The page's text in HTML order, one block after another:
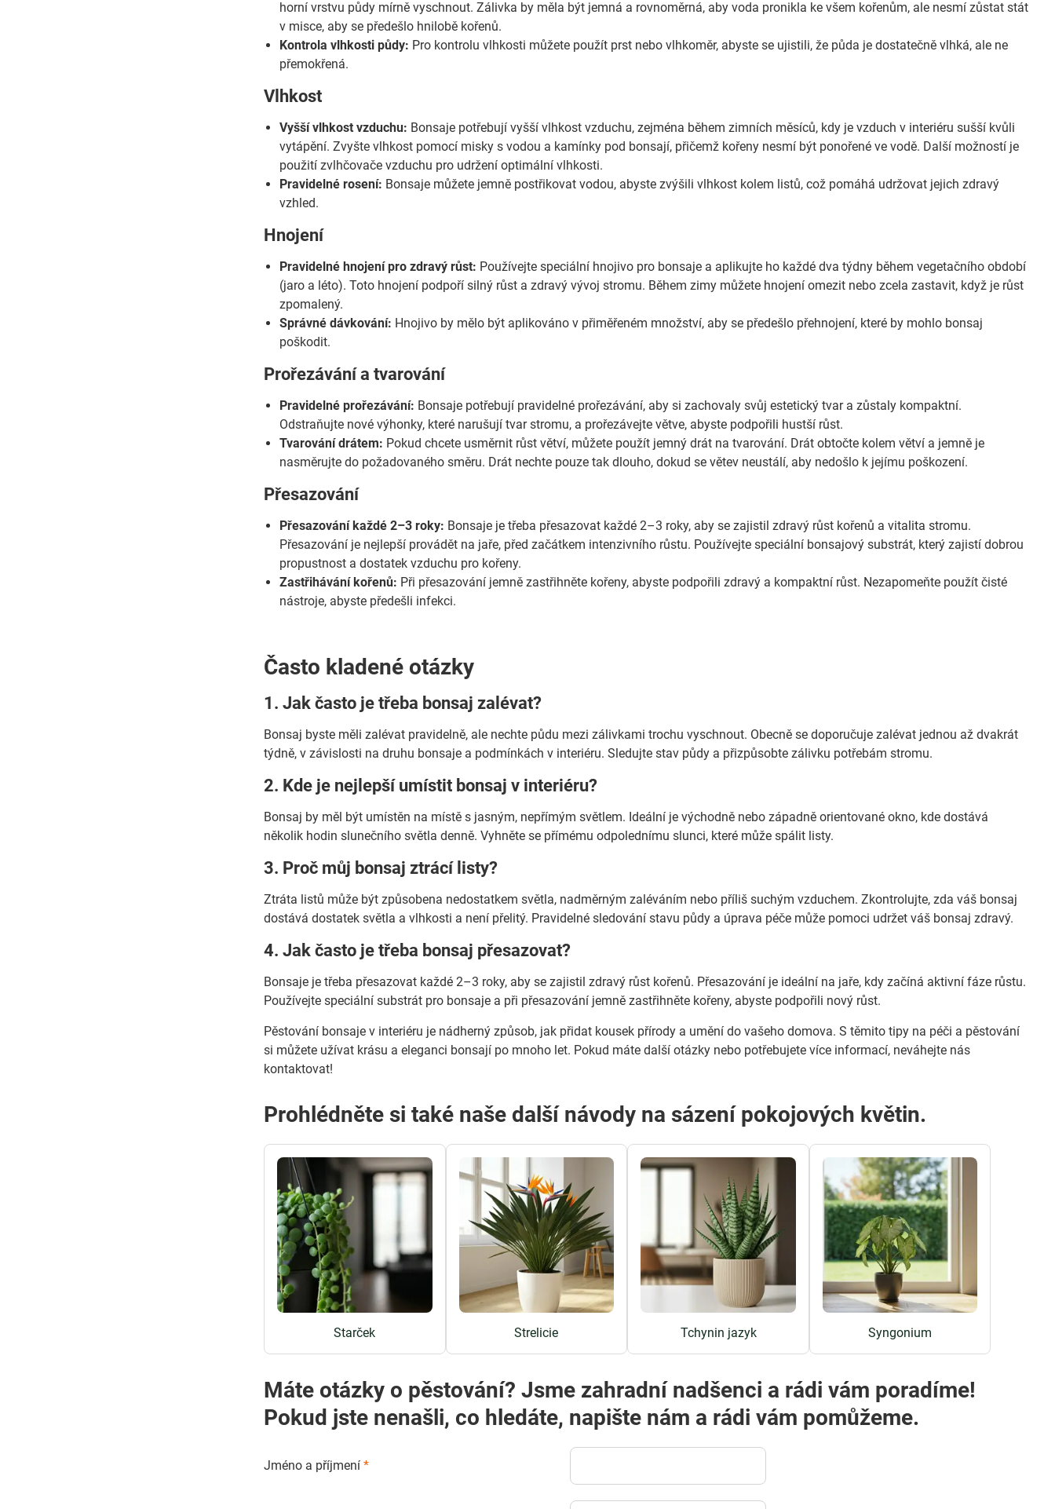
horní vrstvu půdy mírně vyschnout. Zálivka by měla být jemná a rovnoměrná, aby voda pronikla ke všem kořenům, ale nesmí zůstat stát
v misce, aby se předešlo hnilobě kořenů.
Kontrola vlhkosti půdy: Pro kontrolu vlhkosti můžete použít prst nebo vlhkoměr, abyste se ujistili, že půda je dostatečně vlhká, ale ne
přemokřená.
Vlhkost
Vyšší vlhkost vzduchu: Bonsaje potřebují vyšší vlhkost vzduchu, zejména během zimních měsíců, kdy je vzduch v interiéru sušší kvůli
vytápění. Zvyšte vlhkost pomocí misky s vodou a kamínky pod bonsají, přičemž kořeny nesmí být ponořené ve vodě. Další možností je
použití zvlhčovače vzduchu pro udržení optimální vlhkosti.
Pravidelné rosení: Bonsaje můžete jemně postřikovat vodou, abyste zvýšili vlhkost kolem listů, což pomáhá udržovat jejich zdravý
vzhled.
Hnojení
Pravidelné hnojení pro zdravý růst: Používejte speciální hnojivo pro bonsaje a aplikujte ho každé dva týdny během vegetačního období
(jaro a léto). Toto hnojení podpoří silný růst a zdravý vývoj stromu. Během zimy můžete hnojení omezit nebo zcela zastavit, když je růst
zpomalený.
Správné dávkování: Hnojivo by mělo být aplikováno v přiměřeném množství, aby se předešlo přehnojení, které by mohlo bonsaj
poškodit.
Prořezávání a tvarování
Pravidelné prořezávání: Bonsaje potřebují pravidelné prořezávání, aby si zachovaly svůj estetický tvar a zůstaly kompaktní.
Odstraňujte nové výhonky, které narušují tvar stromu, a prořezávejte větve, abyste podpořili hustší růst.
Tvarování drátem: Pokud chcete usměrnit růst větví, můžete použít jemný drát na tvarování. Drát obtočte kolem větví a jemně je
nasměrujte do požadovaného směru. Drát nechte pouze tak dlouho, dokud se větev neustálí, aby nedošlo k jejímu poškození.
Přesazování
Přesazování každé 2–3 roky: Bonsaje je třeba přesazovat každé 2–3 roky, aby se zajistil zdravý růst kořenů a vitalita stromu.
Přesazování je nejlepší provádět na jaře, před začátkem intenzivního růstu. Používejte speciální bonsajový substrát, který zajistí dobrou
propustnost a dostatek vzduchu pro kořeny.
Zastřihávání kořenů: Při přesazování jemně zastřihněte kořeny, abyste podpořili zdravý a kompaktní růst. Nezapomeňte použít čisté
nástroje, abyste předešli infekci.
Často kladené otázky
1. Jak často je třeba bonsaj zalévat?
Bonsaj byste měli zalévat pravidelně, ale nechte půdu mezi zálivkami trochu vyschnout. Obecně se doporučuje zalévat jednou až dvakrát
týdně, v závislosti na druhu bonsaje a podmínkách v interiéru. Sledujte stav půdy a přizpůsobte zálivku potřebám stromu.
2. Kde je nejlepší umístit bonsaj v interiéru?
Bonsaj by měl být umístěn na místě s jasným, nepřímým světlem. Ideální je východně nebo západně orientované okno, kde dostává
několik hodin slunečního světla denně. Vyhněte se přímému odpolednímu slunci, které může spálit listy.
3. Proč můj bonsaj ztrácí listy?
Ztráta listů může být způsobena nedostatkem světla, nadměrným zaléváním nebo příliš suchým vzduchem. Zkontrolujte, zda váš bonsaj
dostává dostatek světla a vlhkosti a není přelitý. Pravidelné sledování stavu půdy a úprava péče může pomoci udržet váš bonsaj zdravý.
4. Jak často je třeba bonsaj přesazovat?
Bonsaje je třeba přesazovat každé 2–3 roky, aby se zajistil zdravý růst kořenů. Přesazování je ideální na jaře, kdy začíná aktivní fáze růstu.
Používejte speciální substrát pro bonsaje a při přesazování jemně zastřihněte kořeny, abyste podpořili nový růst.
Pěstování bonsaje v interiéru je nádherný způsob, jak přidat kousek přírody a umění do vašeho domova. S těmito tipy na péči a pěstování
si můžete užívat krásu a eleganci bonsají po mnoho let. Pokud máte další otázky nebo potřebujete více informací, neváhejte nás
kontaktovat!
Prohlédněte si také naše další návody na sázení pokojových květin.
Starček Strelicie Tchynin jazyk Syngonium
Máte otázky o pěstování? Jsme zahradní nadšenci a rádi vám poradíme!
Pokud jste nenašli, co hledáte, napište nám a rádi vám pomůžeme.
Jméno a příjmení*